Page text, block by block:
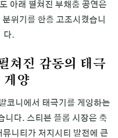
아래 펼쳐진 부채춤 공연은
위기를 한층 고조시켰습니
다.
쳐진 감동의 태극
게양
코니에서 태극기를 게양하는
니다. 스티븐 플롭 시장은 축
니티가 저지시티 발전에 큰